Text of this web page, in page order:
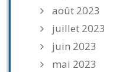
août 2023
juillet 2023
juin 2023
mai 2023